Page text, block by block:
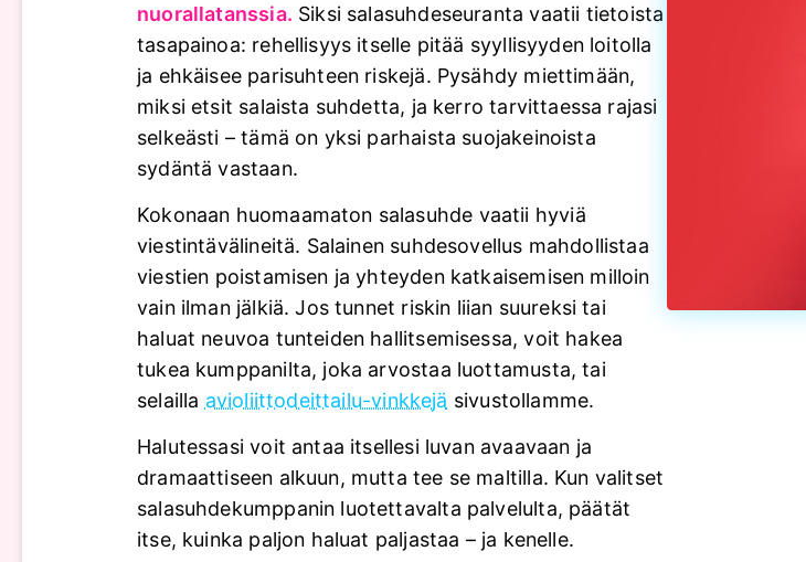
nuorallatanssia. Siksi salasuhdeseuranta vaatii tietoista
tasapainoa: rehellisyys itselle pitää syyllisyyden loitolla
ja ehkäisee parisuhteen riskejä. Pysähdy miettimään,
miksi etsit salaista suhdetta, ja kerro tarvittaessa rajasi
selkeästi – tämä on yksi parhaista suojakeinoista
sydäntä vastaan.
Kokonaan huomaamaton salasuhde vaatii hyviä
viestintävälineitä. Salainen suhdesovellus mahdollistaa
viestien poistamisen ja yhteyden katkaisemisen milloin
vain ilman jälkiä. Jos tunnet riskin liian suureksi tai
haluat neuvoa tunteiden hallitsemisessa, voit hakea
tukea kumppanilta, joka arvostaa luottamusta, tai
selailla avioliittodeittailu-vinkkejä sivustollamme.
Halutessasi voit antaa itsellesi luvan avaavaan ja
dramaattiseen alkuun, mutta tee se maltilla. Kun valitset
salasuhdekumppanin luotettavalta palvelulta, päätät
itse, kuinka paljon haluat paljastaa – ja kenelle.